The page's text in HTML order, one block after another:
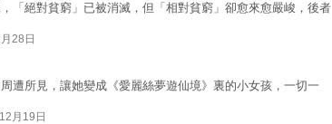
「絕對貧窮」已被消滅，但「相對貧窮」卻愈來愈嚴峻，後者
28日
周遭所見，讓她變成《愛麗絲夢遊仙境》裏的小女孩，一切一
月19日